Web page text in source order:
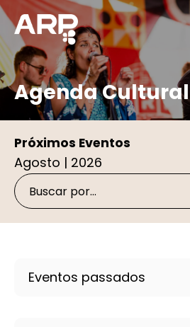
Agenda Cultural
Próximos Eventos
Eventos passados